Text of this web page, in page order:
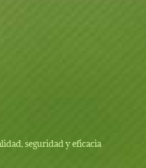
seguridad y eficacia